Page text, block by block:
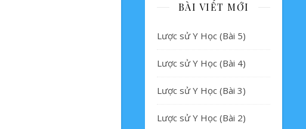
BÀI VIẾT MỚI
Lược sử Y Học (Bài 5)
Lược sử Y Học (Bài 4)
Lược sử Y Học (Bài 3)
Lược sử Y Học (Bài 2)